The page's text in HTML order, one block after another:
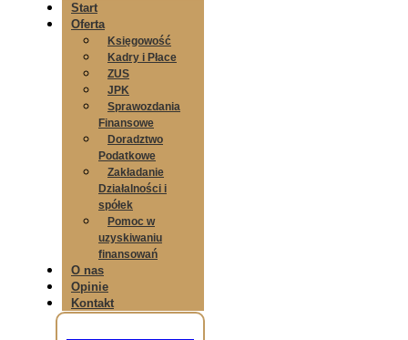
Start
Oferta
Księgowość
Kadry i Płace
ZUS
JPK
Sprawozdania
Finansowe
Doradztwo
Podatkowe
Zakładanie
Działalności i
spółek
Pomoc w
uzyskiwaniu
finansowań
O nas
Opinie
Kontakt